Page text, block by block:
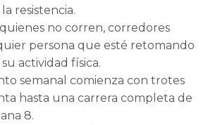
resistencia.
no corren, corredores
persona que esté retomando
actividad física.
semanal comienza con trotes
hasta una carrera completa de
8.